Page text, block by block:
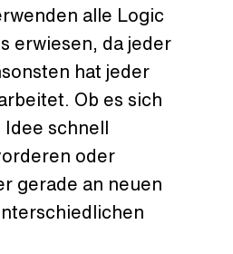
alle Logic
erwiesen, da jeder
hat jeder
Ob es sich
schnell
oder
gerade an neuen